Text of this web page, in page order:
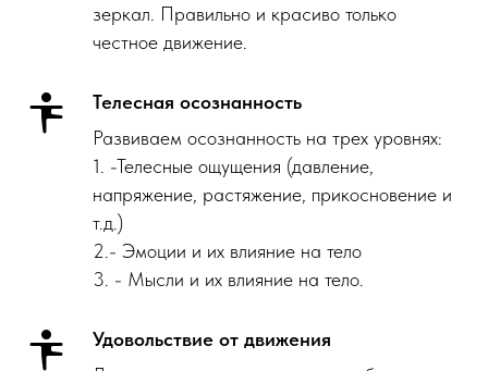
зеркал. Правильно и красиво только
честное движение.
Телесная осознанность
Развиваем осознанность на трех уровнях:
1. -Телесные ощущения (давление,
напряжение, растяжение, прикосновение и
т.д.)
2.- Эмоции и их влияние на тело
3. - Мысли и их влияние на тело.
Удовольствие от движения